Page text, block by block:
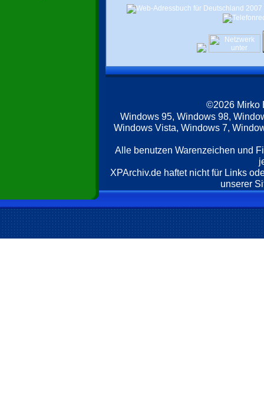
©2026 Mirko
Windows 95, Windows 98,
Windows Vista, Windows 7,
Alle benutzen Warenzeichen und
XPArchiv.de haftet nicht für Links
unserer